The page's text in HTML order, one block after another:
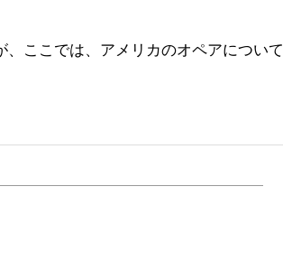
ここでは、アメリカのオペアについて